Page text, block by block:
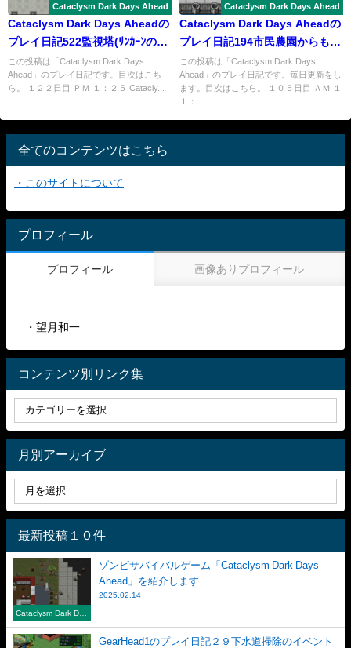
Cataclysm Dark Days Ahead
Cataclysm Dark Days Aheadの
プレイ日記522監視塔(ﾘﾝｶｰﾝの南
西)の戦い
この投稿は「Cataclysm Dark Days
Ahead」のプレイ日記です。目次はこち
ら。 １２２日目 ＰＭ １：２５ Catacly...
Cataclysm Dark Days Ahead
Cataclysm Dark Days Aheadの
プレイ日記194市民農園からも学
びます
この投稿は「Cataclysm Dark Days
Ahead」のプレイ日記です。毎日更新をし
ます。目次はこちら。 １０５日目 ＡＭ １
１：...
全てのコンテンツはこちら
・このサイトについて
プロフィール
プロフィール 画像ありプロフィール
・望月和一
コンテンツ別リンク集
月別アーカイブ
最新投稿１０件
Cataclysm Dark Day
s Ahead
ゾンビサバイバルゲーム「Cataclysm Dark Days
Ahead」を紹介します
2025.02.14
GearHead1のプレイ日記２９下水道掃除のイベント